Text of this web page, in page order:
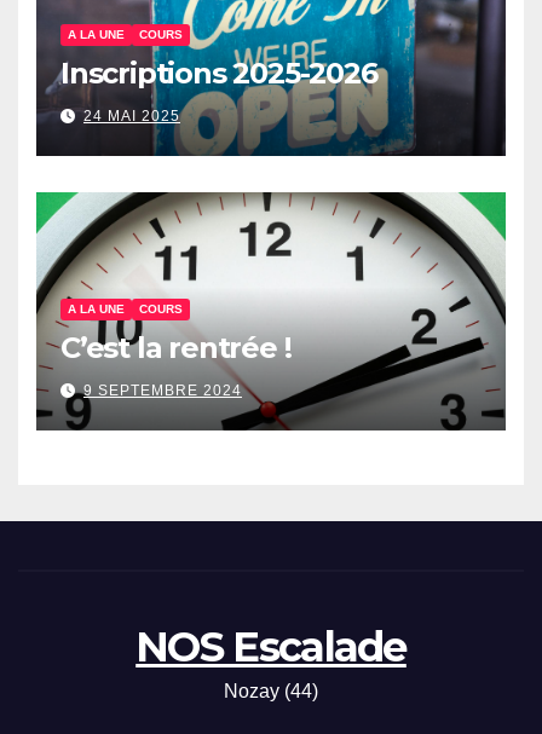
A LA UNE COURS
Inscriptions 2025-2026
24 MAI 2025
A LA UNE COURS
C’est la rentrée !
9 SEPTEMBRE 2024
NOS Escalade
Nozay (44)